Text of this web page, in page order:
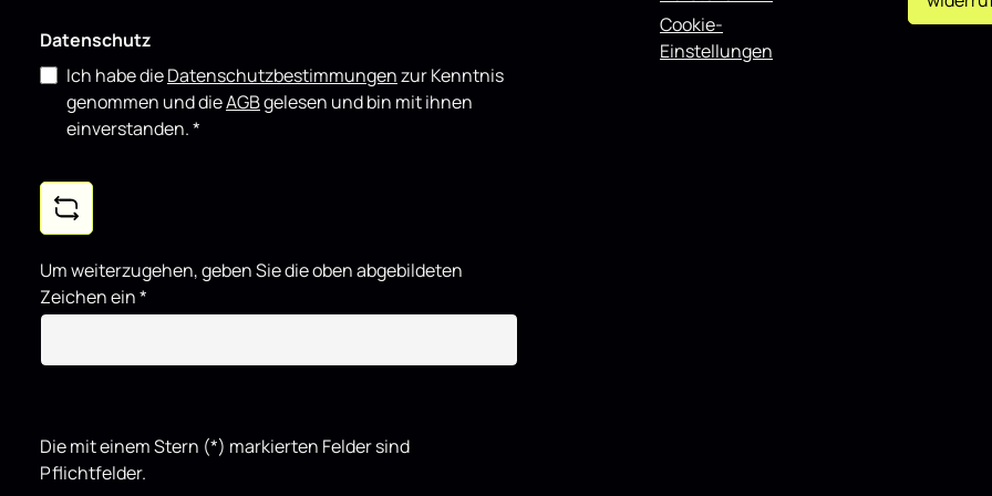
Datenschutz
Ich habe dieDatenschutzbestimmungenzur Kenntnis
genommen und dieAGBgelesen und bin mit ihnen
einverstanden.*
Um weiterzugehen, geben Sie die oben abgebildeten
Zeichen ein*
Die mit einem Stern (*) markierten Felder sind
Pflichtfelder.
Cookie-
Einstellungen